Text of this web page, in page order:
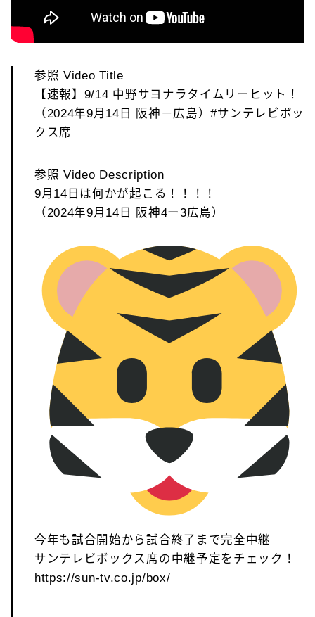
参照 Video Title
【速報】9/14 中野サヨナラタイムリーヒット！
（2024年9月14日 阪神－広島）#サンテレビボッ
クス席
参照 Video Description
9月14日は何かが起こる！！！！
（2024年9月14日 阪神4ー3広島）
今年も試合開始から試合終了まで完全中継
サンテレビボックス席の中継予定をチェック！
https://sun-tv.co.jp/box/